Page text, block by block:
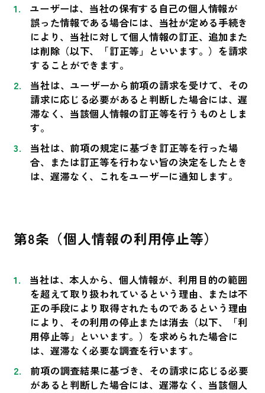
ユーザーは、当社の保有する自己の個人情報が
誤った情報である場合には、当社が定める手続き
により、当社に対して個人情報の訂正、追加また
は削除（以下、「訂正等」といいます。）を請求
することができます。
当社は、ユーザーから前項の請求を受けて、その
請求に応じる必要があると判断した場合には、遅
滞なく、当該個人情報の訂正等を行うものとしま
す。
当社は、前項の規定に基づき訂正等を行った場
合、または訂正等を行わない旨の決定をしたとき
は、遅滞なく、これをユーザーに通知します。
第8条（個人情報の利用停止等）
当社は、本人から、個人情報が、利用目的の範囲
を超えて取り扱われているという理由、または不
正の手段により取得されたものであるという理由
により、その利用の停止または消去（以下、「利
用停止等」といいます。）を求められた場合に
は、遅滞なく必要な調査を行います。
前項の調査結果に基づき、その請求に応じる必要
があると判断した場合には、遅滞なく、当該個人